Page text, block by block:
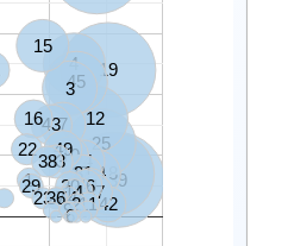
19
39
8
25
12
4
45
3
15
34
7
24
43
10
16
17
31
49
21
42
47
33
46
22
38
5
20
14
1
11
29
442
2327
36
9
6